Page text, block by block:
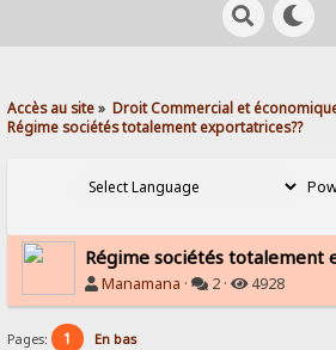
Accès au site» Droit Commercial et
Régime sociétés totalement exportatrices??
Régime sociétés totalement
Manamana · 2 · 4928
Pages: 1 En bas